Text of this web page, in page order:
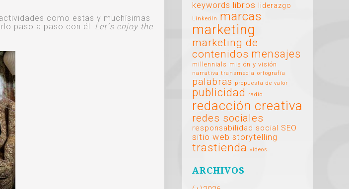
como estas y muchísimas
paso a paso con él: Let´s enjoy the
keywords libros liderazgo
LinkedIn marcas
marketing
marketing de
contenidos mensajes
millennials misión y visión
narrativa transmedia ortografía
palabras propuesta de valor
publicidad radio
redacción creativa
redes sociales
responsabilidad social SEO
sitio web storytelling
trastienda videos
ARCHIVOS